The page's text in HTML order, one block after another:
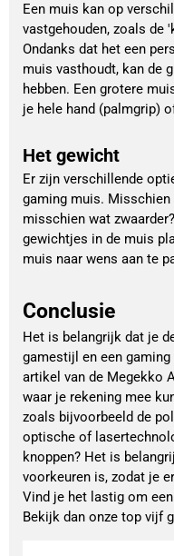
Een muis kan op
vastgehouden, zoals de
Ondanks dat het een
muis vasthoudt, kan de
hebben. Een grotere
je hele hand (palmgrip)
Het gewicht
Er zijn verschillende
gaming muis.
misschien wat
gewichtjes in de muis
muis naar wens aan te
Conclusie
Het is belangrijk dat je
gamestijl en een
artikel van de Megekko
waar je rekening mee
zoals bijvoorbeeld de
optische of
knoppen? Het is
voorkeuren is, zodat je
Vind je het lastig om
Bekijk dan onze top vijf